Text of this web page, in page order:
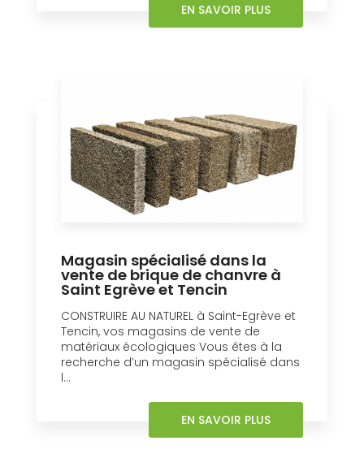
EN SAVOIR PLUS
Magasin spécialisé dans la
vente de brique de chanvre à
Saint Egrève et Tencin
CONSTRUIRE AU NATUREL à Saint-Egrève et
Tencin, vos magasins de vente de
matériaux écologiques Vous êtes à la
recherche d’un magasin spécialisé dans
l...
EN SAVOIR PLUS